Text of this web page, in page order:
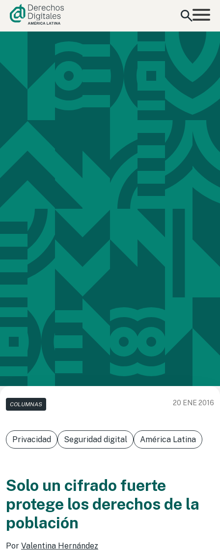
contenido
COLUMNAS 20 ENE 2016
Privacidad Seguridad digital América Latina
Solo un cifrado fuerte
protege los derechos de la
población
Por Valentina Hernández